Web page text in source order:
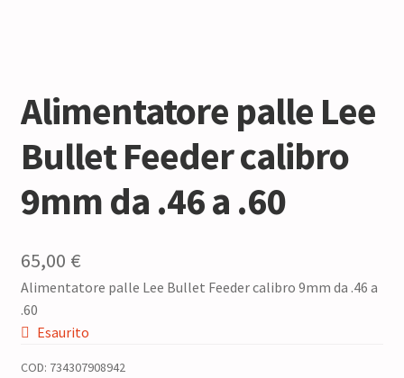
Alimentatore palle Lee
Bullet Feeder calibro
9mm da .46 a .60
65,00 €
Alimentatore palle Lee Bullet Feeder calibro 9mm da .46 a
.60
Esaurito
COD: 734307908942